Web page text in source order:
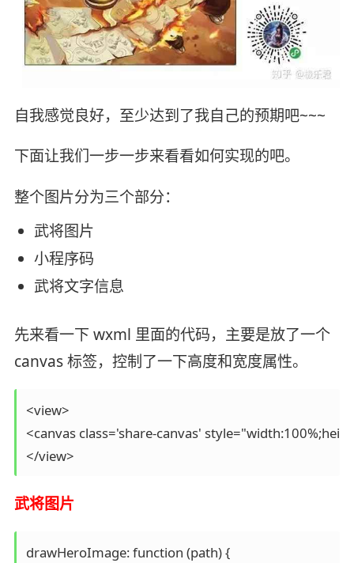
自我感觉良好，至少达到了我自己的预期吧~~~
下面让我们一步一步来看看如何实现的吧。
整个图片分为三个部分：
武将图片
小程序码
武将文字信息
先来看一下 wxml 里面的代码，主要是放了一个
canvas 标签，控制了一下高度和宽度属性。
<view>
<canvas class='share-canvas'
</view>
武将图片
drawHeroImage: function (path) {